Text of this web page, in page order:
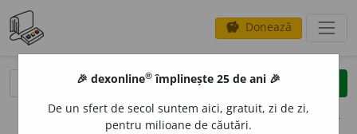
savings Donează
clear
opțiuni
🎉 dexonline® împlinește 25 de ani 🎉
De un sfert de secol suntem aici, gratuit, zi de zi,
pentru milioane de căutări.